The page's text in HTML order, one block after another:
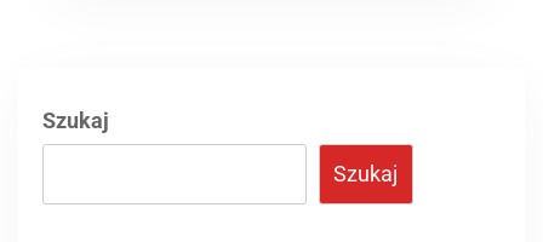
Szukaj
Szukaj